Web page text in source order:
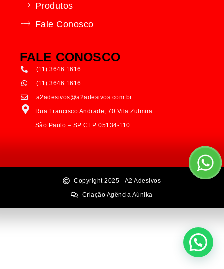
Produtos
Fale Conosco
FALE CONOSCO
(11) 3646.1616
(11) 3646.1616
a2adesivos@a2adesivos.com.br
Rua Francisco Andrade, 70 Vila Zulmira
São Paulo – SP CEP 05134-110
Copyright 2025 - A2 Adesivos
Criação Agência Aúnika